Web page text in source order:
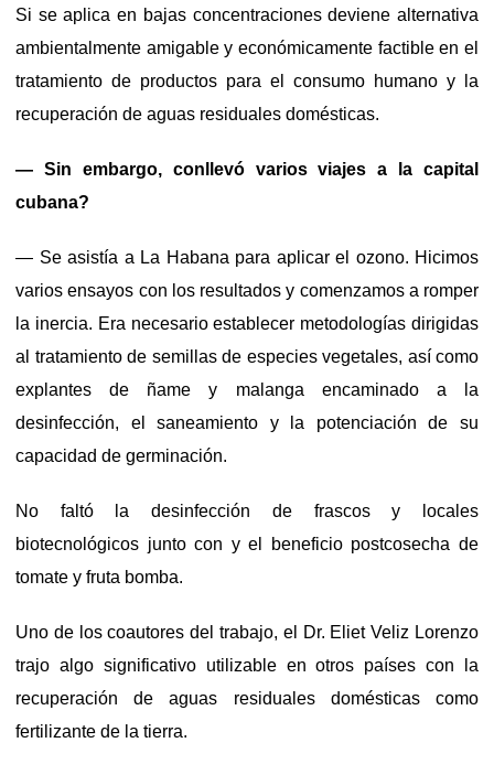
Si se aplica en bajas concentraciones deviene alternativa
ambientalmente amigable y económicamente factible en el
tratamiento de productos para el consumo humano y la
recuperación de aguas residuales domésticas.
— Sin embargo, conllevó varios viajes a la capital
cubana?
— Se asistía a La Habana para aplicar el ozono. Hicimos
varios ensayos con los resultados y comenzamos a romper
la inercia. Era necesario establecer metodologías dirigidas
al tratamiento de semillas de especies vegetales, así como
explantes de ñame y malanga encaminado a la
desinfección, el saneamiento y la potenciación de su
capacidad de germinación.
No faltó la desinfección de frascos y locales
biotecnológicos junto con y el beneficio postcosecha de
tomate y fruta bomba.
Uno de los coautores del trabajo, el Dr. Eliet Veliz Lorenzo
trajo algo significativo utilizable en otros países con la
recuperación de aguas residuales domésticas como
fertilizante de la tierra.